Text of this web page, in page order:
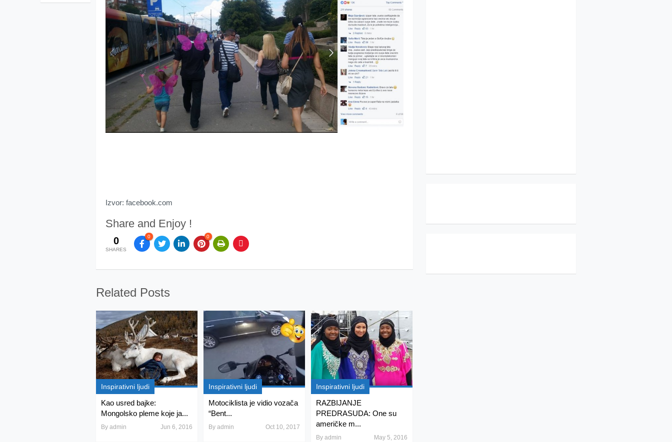
Izvor: facebook.com
Share and Enjoy !
0
SHARES
0 0
Related Posts
Inspirativni ljudi
Kao usred bajke:
Mongolsko pleme koje ja...
By admin Jun 6, 2016
Inspirativni ljudi
Motociklista je vidio vozača
“Bent...
By admin Oct 10, 2017
Inspirativni ljudi
RAZBIJANJE
PREDRASUDA: One su
američke m...
By admin May 5, 2016